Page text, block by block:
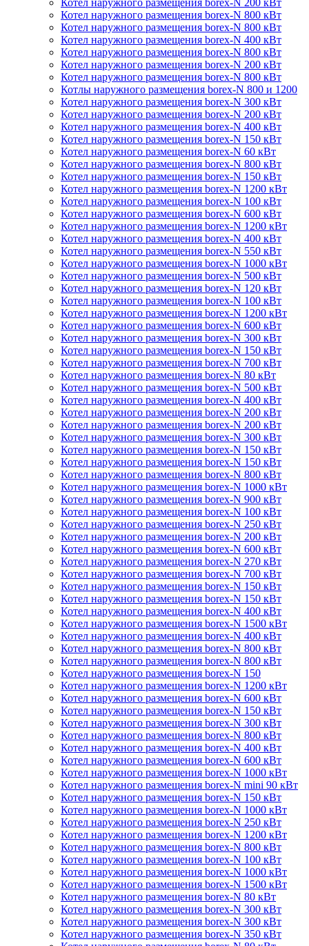
Котел наружного размещения borex-N 200 кВт
Котел наружного размещения borex-N 800 кВт
Котел наружного размещения borex-N 800 кВт
Котел наружного размещения borex-N 400 кВт
Котел наружного размещения borex-N 800 кВт
Котел наружного размещения borex-N 200 кВт
Котел наружного размещения borex-N 800 кВт
Котлы наружного размещения borex-N 800 и 1200
Котел наружного размещения borex-N 300 кВт
Котел наружного размещения borex-N 200 кВт
Котел наружного размещения borex-N 400 кВт
Котел наружного размещения borex-N 150 кВт
Котел наружного размещения borex-N 60 кВт
Котел наружного размещения borex-N 800 кВт
Котел наружного размещения borex-N 150 кВт
Котел наружного размещения borex-N 1200 кВт
Котел наружного размещения borex-N 100 кВт
Котел наружного размещения borex-N 600 кВт
Котел наружного размещения borex-N 1200 кВт
Котел наружного размещения borex-N 400 кВт
Котел наружного размещения borex-N 550 кВт
Котел наружного размещения borex-N 1000 кВт
Котел наружного размещения borex-N 500 кВт
Котел наружного размещения borex-N 120 кВт
Котел наружного размещения borex-N 100 кВт
Котел наружного размещения borex-N 1200 кВт
Котел наружного размещения borex-N 600 кВт
Котел наружного размещения borex-N 300 кВт
Котел наружного размещения borex-N 150 кВт
Котел наружного размещения borex-N 700 кВт
Котел наружного размещения borex-N 80 кВт
Котел наружного размещения borex-N 500 кВт
Котел наружного размещения borex-N 400 кВт
Котел наружного размещения borex-N 200 кВт
Котел наружного размещения borex-N 200 кВт
Котел наружного размещения borex-N 300 кВт
Котел наружного размещения borex-N 150 кВт
Котел наружного размещения borex-N 150 кВт
Котел наружного размещения borex-N 800 кВт
Котел наружного размещения borex-N 1000 кВт
Котел наружного размещения borex-N 900 кВт
Котел наружного размещения borex-N 100 кВт
Котел наружного размещения borex-N 250 кВт
Котел наружного размещения borex-N 200 кВт
Котел наружного размещения borex-N 600 кВт
Котел наружного размещения borex-N 270 кВт
Котел наружного размещения borex-N 700 кВт
Котел наружного размещения borex-N 150 кВт
Котел наружного размещения borex-N 150 кВт
Котел наружного размещения borex-N 400 кВт
Котел наружного размещения borex-N 1500 кВт
Котел наружного размещения borex-N 400 кВт
Котел наружного размещения borex-N 800 кВт
Котел наружного размещения borex-N 800 кВт
Котел наружного размещения borex-N 150
Котел наружного размещения borex-N 1200 кВт
Котел наружного размещения borex-N 600 кВт
Котел наружного размещения borex-N 150 кВт
Котел наружного размещения borex-N 300 кВт
Котел наружного размещения borex-N 800 кВт
Котел наружного размещения borex-N 400 кВт
Котел наружного размещения borex-N 600 кВт
Котел наружного размещения borex-N 1000 кВт
Котел наружного размещения borex-N mini 90 кВт
Котел наружного размещения borex-N 150 кВт
Котел наружного размещения borex-N 1000 кВт
Котел наружного размещения borex-N 250 кВт
Котел наружного размещения borex-N 1200 кВт
Котел наружного размещения borex-N 800 кВт
Котел наружного размещения borex-N 100 кВт
Котел наружного размещения borex-N 1000 кВт
Котел наружного размещения borex-N 1500 кВт
Котел наружного размещения borex-N 80 кВт
Котел наружного размещения borex-N 300 кВт
Котел наружного размещения borex-N 300 кВт
Котел наружного размещения borex-N 350 кВт